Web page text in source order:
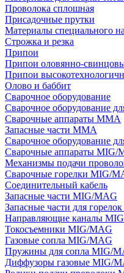
Проволока сплошная
Присадочные прутки
Материалы специального
Строжка и резка
Припои
Припои оловянно-
Припои
Олово и баббит
Сварочное оборудование
Сварочное оборудование
Сварочные аппараты MMA
Запасные части MMA
Сварочное оборудование
Сварочные аппараты MIG/
Механизмы подачи
Сварочные горелки MIG/
Соединительный кабель
Запасные части MIG/MAG
Запасные части для
Направляющие каналы
Токосъемники MIG/MAG
Газовые сопла MIG/MAG
Пружины для сопла MIG/
Диффузоры газовые MIG/